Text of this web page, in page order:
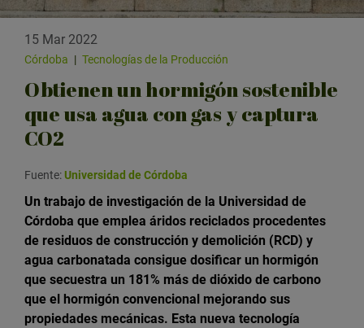
15 Mar 2022
Córdoba | Tecnologías de la Producción
Obtienen un hormigón sostenible
que usa agua con gas y captura
CO2
Fuente:Universidad de Córdoba
Un trabajo de investigación de la Universidad de
Córdoba que emplea áridos reciclados procedentes
de residuos de construcción y demolición (RCD) y
agua carbonatada consigue dosificar un hormigón
que secuestra un 181% más de dióxido de carbono
que el hormigón convencional mejorando sus
propiedades mecánicas. Esta nueva tecnología